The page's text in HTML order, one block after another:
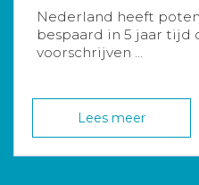
Nederland heeft
bespaard in 5 jaar
voorschrijven ...
Lees meer